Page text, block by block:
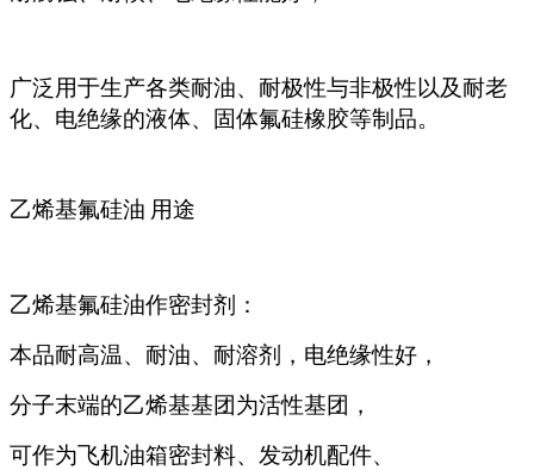
广泛用于生产各类耐油、耐极性与非极性以及耐老
化、电绝缘的液体、固体氟硅橡胶等制品。
乙烯基氟硅油 用途
乙烯基氟硅油作密封剂：
本品耐高温、耐油、耐溶剂，电绝缘性好，
分子末端的乙烯基基团为活性基团，
可作为飞机油箱密封料、发动机配件、